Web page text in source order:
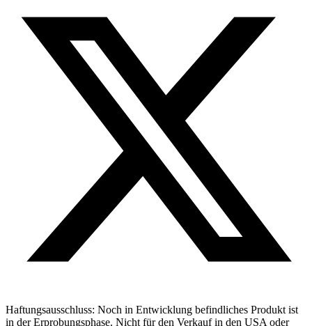
Haftungsausschluss: Noch in Entwicklung befindliches Produkt ist
in der Erprobungsphase. Nicht für den Verkauf in den USA oder